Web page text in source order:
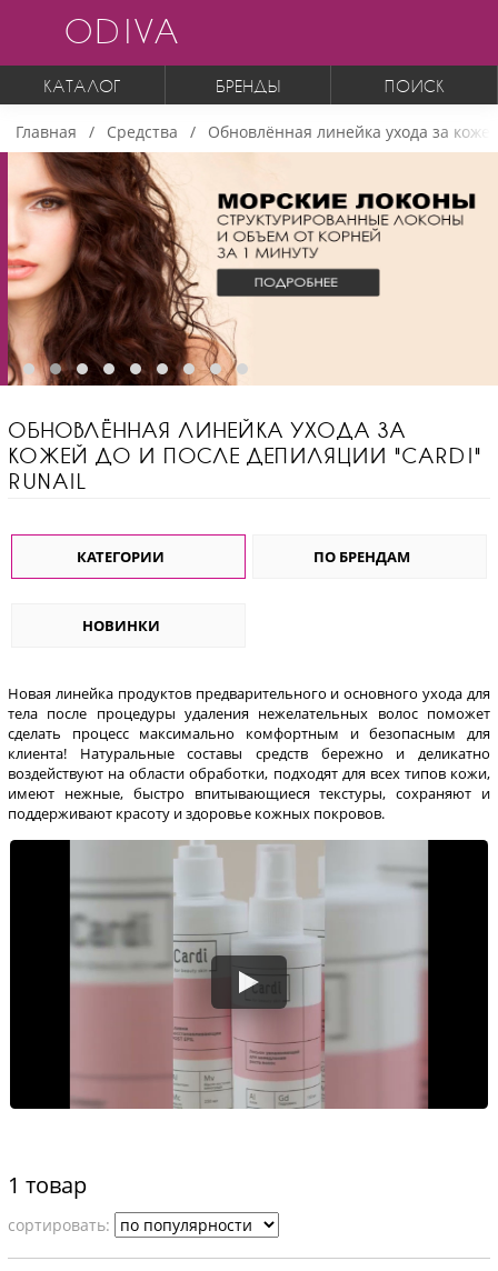
ODIVA
КАТАЛОГ БРЕНДЫ ПОИСК
Главная Средства Обновлённая линейка ухода за
ОБНОВЛЁННАЯ ЛИНЕЙКА УХОДА ЗА
КОЖЕЙ ДО И ПОСЛЕ ДЕПИЛЯЦИИ "CARDI"
RUNAIL
КАТЕГОРИИ ПО БРЕНДАМ
НОВИНКИ
Новая линейка продуктов предварительного и основного ухода для
тела после процедуры удаления нежелательных волос поможет
сделать процесс максимально комфортным и безопасным для
клиента! Натуральные составы средств бережно и деликатно
воздействуют на области обработки, подходят для всех типов кожи,
имеют нежные, быстро впитывающиеся текстуры, сохраняют и
поддерживают красоту и здоровье кожных покровов.
1 товар
cортировать: